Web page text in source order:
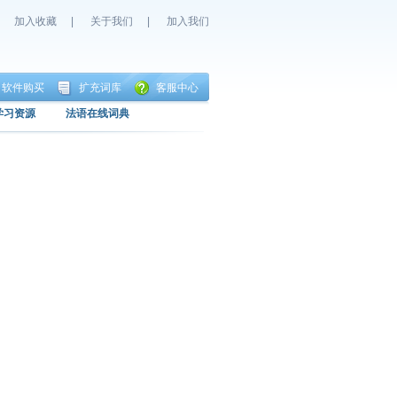
加入收藏 关于我们 加入我们
软件购买 扩充词库 客服中心
习资源 法语在线词典